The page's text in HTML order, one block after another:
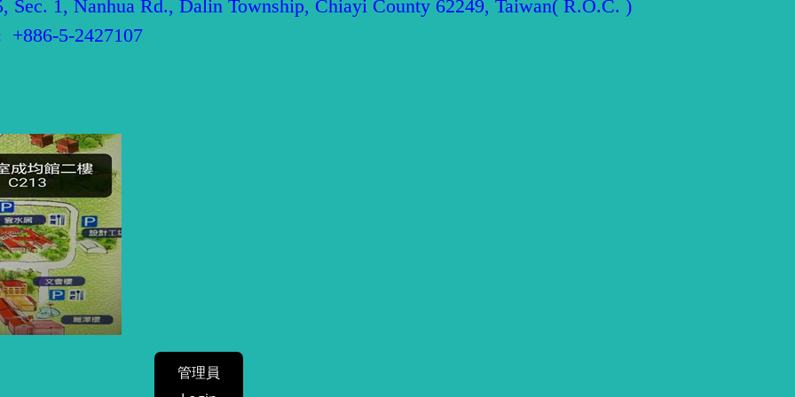
1, Nanhua Rd., Dalin Township, Chiayi County 62249, Taiwan( R.O.C. )
5-2427107
管理員